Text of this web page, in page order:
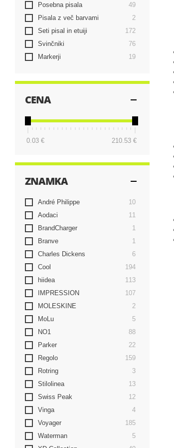
Posebna pisala 49elementi
Pisala z več barvami
2elementi
Seti pisal in etuiji
172elementi
Svinčniki
76elementi
Markerji
19elementi
CENA
0.03 € 210.53 €
ZNAMKA
André Philippe 10elementi
Aodaci
11
BrandCharger
1
Branve
1
Charles Dickens
6elementi
Cool
194elementi
hiidea
113elementi
IMPRESSION
107elementi
MOLESKINE
2elementi
MoLu
5elementi
NO1
88elementi
Parker
22elementi
Regolo
159elementi
Rotring
3elementi
Stilolinea
13elementi
Swiss Peak
12elementi
Vinga
4elementi
Voyager
185elementi
Waterman
5elementi